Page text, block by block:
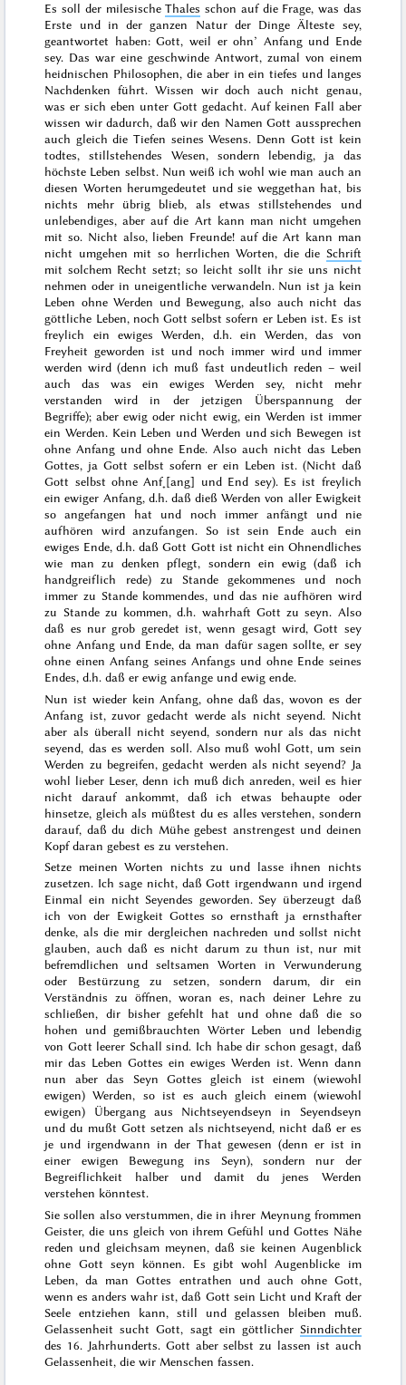
Es soll der milesischeThales schon auf die Frage, was das
Erste und in der ganzen Natur der Dinge Älteste sey,
geantwortet haben:Gott, weil er ohn’ Anfang und Ende
sey. Das war eine geschwinde Antwort, zumal von einem
heidnischen Philosophen, die aber in ein tiefes und langes
Nachdenken führt. Wissen wir doch auch nicht genau,
was er sich eben unter Gott gedacht. Auf keinen Fall aber
wissen wir dadurch, daß wir den Namen Gott aussprechen
auch gleich die Tiefen seines Wesens. Denn Gott ist kein
todtes, stillstehendes Wesen, sondern lebendig, ja das
höchste Leben selbst. Nun weiß ich wohl wie man auch an
diesen Worten herumgedeutet und sie weggethan hat, bis
nichts mehr übrig blieb, als etwas stillstehendes und
unlebendiges,aber auf die Art kann man nicht umgehen
mit so. Nicht also, lieben Freunde! auf die Art kann man
nicht umgehen mit so herrlichen Worten, die die Schrift
mit solchem Recht setzt; so leicht sollt ihr sie uns nicht
nehmen oder in uneigentliche verwandeln. Nun ist ja kein
Leben ohne Werden und Bewegung, also auch nicht das
göttliche Leben, noch Gott selbst sofern er Leben ist. Es ist
freylich ein ewiges Werden, d.h. ein Werden, das von
Freyheit geworden ist und noch immer wird und immer
werden wird (denn ich muß fast undeutlich reden – weil
auch das was ein ewiges Werden sey, nicht mehr
verstanden wird in der jetzigen Überspannung der
Begriffe); aber ewig oder nicht ewig, ein Werden ist immer
ein Werden. Kein Leben und Werden und sich Bewegen ist
ohne Anfang und ohne Ende. Also auch nicht das Leben
Gottes, ja Gott selbst sofern er ein Leben ist. (Nicht daß
Gott selbst ohne Anf˖[ang] und End sey). Es ist freylich
ein ewiger Anfang, d.h. daß dieß Werden von aller Ewigkeit
so angefangen hat und noch immer anfängt und nie
aufhören wird anzufangen. So ist sein Ende auch ein
ewiges Ende, d.h.daß Gott Gott ist nicht ein Ohnendliches
wie man zu denken pflegt, sondern ein ewig (daß ich
handgreiflich rede) zu Stande gekommenes und noch
immer zu Stande kommendes, und das nie aufhören wird
zu Stande zu kommen,d.h. wahrhaft Gott zu seyn. Also
daß es nur grob geredet ist, wenn gesagt wird, Gott sey
ohne Anfang und Ende, da man dafür sagen sollte, er sey
ohne einen Anfang seines Anfangs und ohne Ende seines
Endes, d.h. daß er ewig anfange und ewig ende.
Nun ist wieder kein Anfang, ohne daß das, wovon es der
Anfang ist, zuvor gedacht werde als nicht seyend. Nicht
aber als überall nicht seyend, sondern nur als das nicht
seyend, das es werden soll. Also muß wohl Gott, um sein
Werden zu begreifen, gedacht werden als nicht seyend? Ja
wohl lieber Leser, denn ich muß dich anreden, weil es hier
nicht darauf ankommt, daß ich etwas behaupte oder
hinsetze, gleich als müßtest du es alles verstehen, sondern
darauf, daß du dich Mühe gebest anstrengest und deinen
Kopf daran gebest es zu verstehen.
Setze meinen Worten nichts zu und lasse ihnen nichts
zusetzen. Ich sage nicht, daß Gott irgendwann und irgend
Einmal ein nicht Seyendes geworden. Sey überzeugt daß
ich von der Ewigkeit Gottes so ernsthaft ja ernsthafter
denke, als die mir dergleichen nachreden und sollst nicht
glauben, auch daß es nicht darum zu thun ist, nur mit
befremdlichen und seltsamen Worten in Verwunderung
oder Bestürzung zu setzen, sondern darum, dir ein
Verständnis zu öffnen, woran es, nach deiner Lehre zu
schließen, dir bisher gefehlt hat und ohne daß die so
hohen und gemißbrauchten Wörter Leben und lebendig
von Gott leerer Schall sind. Ich habe dir schon gesagt, daß
mir das Leben Gottes ein ewiges Werden ist. Wenn dann
nun aber das Seyn Gottes gleich ist einem (wiewohl
ewigen) Werden, so ist es auch gleich einem (wiewohl
ewigen) Übergang aus Nichtseyendseyn in Seyendseyn
und du mußt Gott setzen als nichtseyend, nicht daß er es
je und irgendwann in der That gewesen (denn er ist in
einer ewigen Bewegung ins Seyn), sondern nur der
Begreiflichkeit halber und damit du jenes Werden
verstehen könntest.
Sie sollen also verstummen, die in ihrer Meynung frommen
Geister, die uns gleich von ihrem Gefühl und Gottes Nähe
reden und gleichsam meynen, daß sie keinen Augenblick
ohne Gott seyn können. Es gibt wohl Augenblicke im
Leben, da man Gottes entrathen und auch ohne Gott,
wenn es anders wahr ist, daß Gott sein Licht und Kraft der
Seele entziehen kann, still und gelassen bleiben muß.
Gelassenheit sucht Gott, sagt ein göttlicher Sinndichter
des 16. Jahrhunderts. Gott aber selbst zu lassen ist auch
Gelassenheit, die wir Menschen fassen.